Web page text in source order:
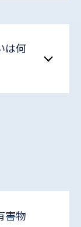
は何
害物